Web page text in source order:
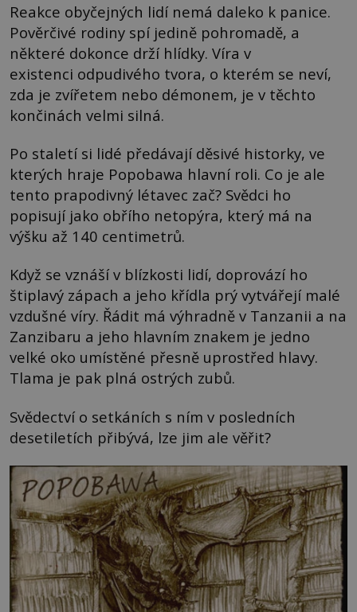
Reakce obyčejných lidí nemá daleko k panice.
Pověrčivé rodiny spí jedině pohromadě, a
některé dokonce drží hlídky. Víra v
existenci odpudivého tvora, o kterém se neví,
zda je zvířetem nebo démonem, je v těchto
končinách velmi silná.
Po staletí si lidé předávají děsivé historky, ve
kterých hraje Popobawa hlavní roli. Co je ale
tento prapodivný létavec zač? Svědci ho
popisují jako obřího netopýra, který má na
výšku až 140 centimetrů.
Když se vznáší v blízkosti lidí, doprovází ho
štiplavý zápach a jeho křídla prý vytvářejí malé
vzdušné víry. Řádit má výhradně v Tanzanii a na
Zanzibaru a jeho hlavním znakem je jedno
velké oko umístěné přesně uprostřed hlavy.
Tlama je pak plná ostrých zubů.
Svědectví o setkáních s ním v posledních
desetiletích přibývá, lze jim ale věřit?